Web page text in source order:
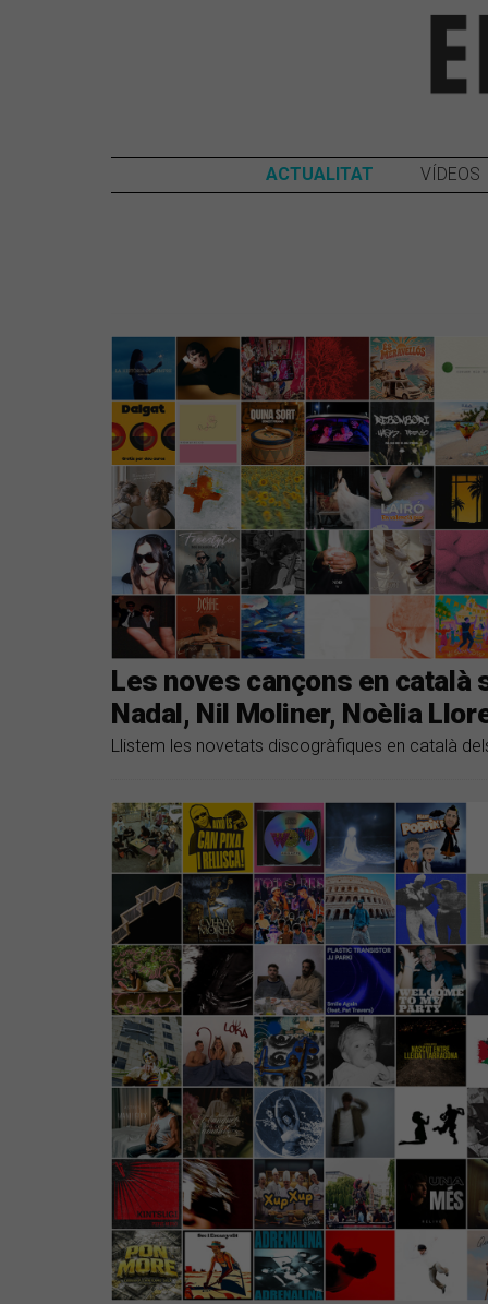
ACTUALITAT VÍDEOS
Les noves cançons en català
Nadal, Nil Moliner, Noèlia
Llistem les novetats discogràfiques en català